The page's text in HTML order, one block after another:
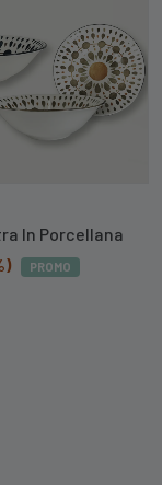
In Porcellana
PROMO